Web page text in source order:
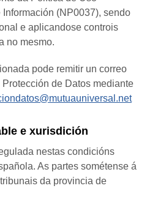
(NP0037), sendo
e aplicandose controis
no mesmo.
pode remitir un correo
de Datos mediante
e xurisdición
nestas condicións
As partes sométense á
da provincia de